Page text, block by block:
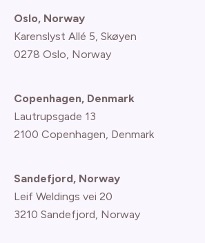
Oslo, Norway
Karenslyst Allé 5, Skøyen
0278 Oslo, Norway
Copenhagen, Denmark
Lautrupsgade 13
2100 Copenhagen, Denmark
Sandefjord, Norway
Leif Weldings vei 20
3210 Sandefjord, Norway